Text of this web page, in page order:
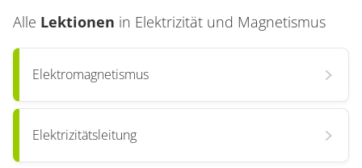
Alle Lektionen in Elektrizität und Magnetismus
Elektromagnetismus
Elektrizitätsleitung